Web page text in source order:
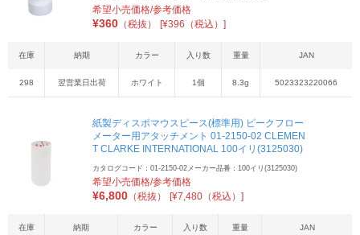
希望小売価格/参考価格
¥360 （税抜） [¥396（税込）]
在庫 納期 カラー 入り数 重量 JAN
298 翌営業日出荷 ホワイト 1個 8.3g 5023323220066
紙製ディスポマウスピース(標準用) ピークフロー
メーター用アタッチメント 01-2150-02 CLEMEN
T CLARKE INTERNATIONAL 100イリ(3125030)
カタログコード：01-2150-02メーカー品番：100イリ(3125030)
希望小売価格/参考価格
¥6,800 （税抜） [¥7,480（税込）]
在庫 納期 カラー 入り数 重量 JAN